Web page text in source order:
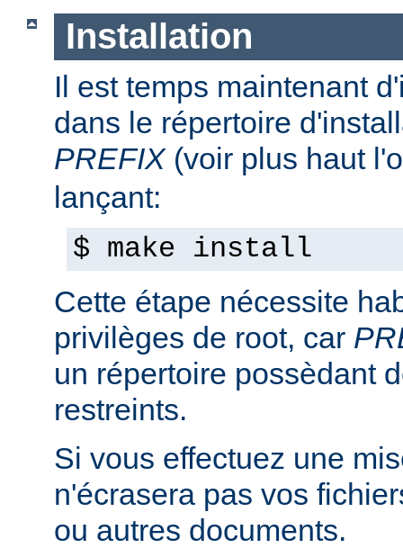
Installation
Il est temps maintenant
dans le répertoire
PREFIX(voir plus haut
lançant:
$ make install
Cette étape nécessite
privilèges de root, car
un répertoire possèdant
restreints.
Si vous effectuez une
n'écrasera pas vos
ou autres documents.